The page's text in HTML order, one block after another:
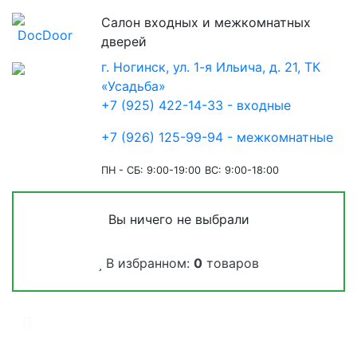
Салон входных и межкомнатных
дверей
г. Ногинск, ул. 1-я Ильича, д. 21, ТК
«Усадьба»
+7 (925) 422-14-33 - входные
+7 (926) 125-99-94 - межкомнатные
ПН - СБ: 9:00-19:00 ВС: 9:00-18:00
Вы ничего не выбрали
В избранном: 0 товаров